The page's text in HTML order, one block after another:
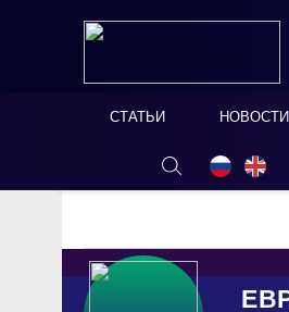
СТАТЬИ НОВОСТИ
ОНЛАЙН ТАБЛО